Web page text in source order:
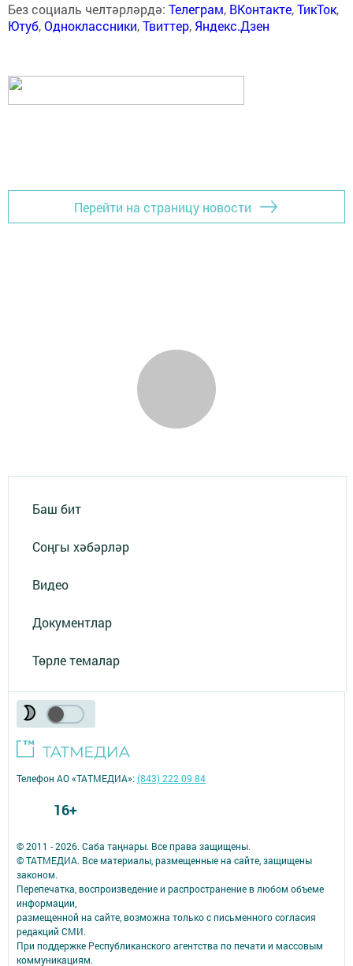
Без социаль челтәрләрдә: Телеграм, ВКонтакте,ТикТок,
Ютуб,Одноклассники,Твиттер, Яндекс.Дзен
Перейти на страницу новости
Баш бит
Соңгы хәбәрләр
Видео
Документлар
Төрле темалар
© 2011 - 2026. Саба таңнары. Все права защищены.
© ТАТМЕДИА. Все материалы, размещенные на сайте, защищены
законом.
Перепечатка, воспроизведение и распространение в любом объеме
информации,
размещенной на сайте, возможна только с письменного согласия
редакций СМИ.
При поддержке Республиканского агентства по печати и массовым
коммуникациям.
Телефон АО «ТАТМЕДИА»:(843) 222 09 84
16+